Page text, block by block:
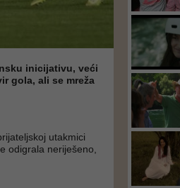
inicijativu, veći
gola, ali se mreža
utakmici
odigrala neriješeno,